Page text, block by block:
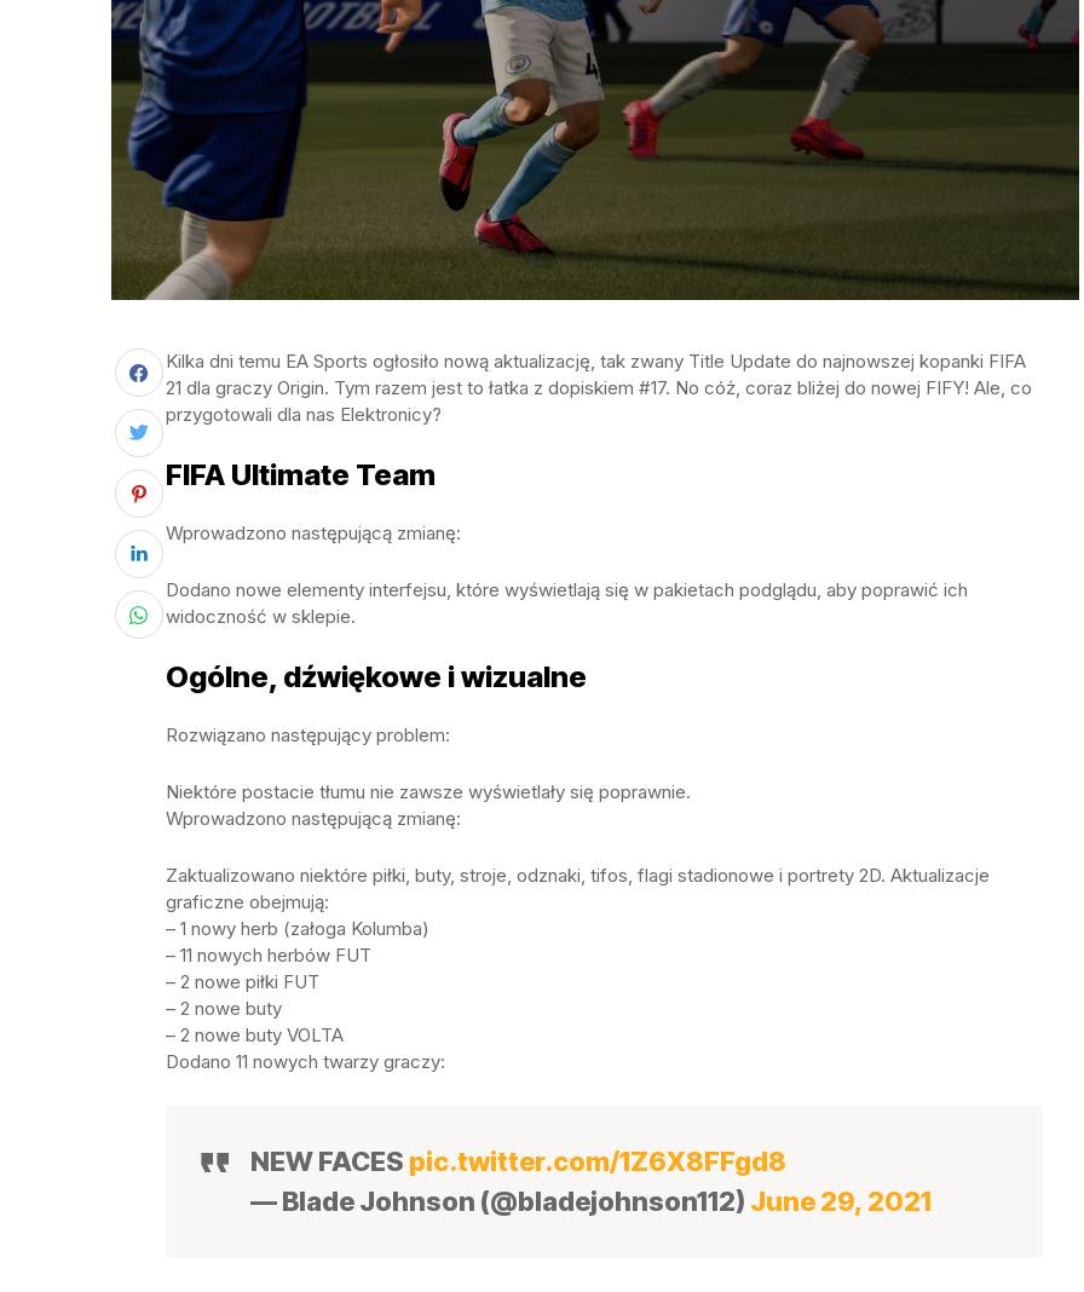
Kilka dni temu EA Sports ogłosiło nową aktualizację, tak zwany Title Update do najnowszej kopanki FIFA
21 dla graczy Origin. Tym razem jest to łatka z dopiskiem #17. No cóż, coraz bliżej do nowej FIFY! Ale, co
przygotowali dla nas Elektronicy?
FIFA Ultimate Team
Wprowadzono następującą zmianę:
Dodano nowe elementy interfejsu, które wyświetlają się w pakietach podglądu, aby poprawić ich
widoczność w sklepie.
Ogólne, dźwiękowe i wizualne
Rozwiązano następujący problem:
Niektóre postacie tłumu nie zawsze wyświetlały się poprawnie.
Wprowadzono następującą zmianę:
Zaktualizowano niektóre piłki, buty, stroje, odznaki, tifos, flagi stadionowe i portrety 2D. Aktualizacje
graficzne obejmują:
– 1 nowy herb (załoga Kolumba)
– 11 nowych herbów FUT
– 2 nowe piłki FUT
– 2 nowe buty
– 2 nowe buty VOLTA
Dodano 11 nowych twarzy graczy:
NEW FACES pic.twitter.com/1Z6X8FFgd8
— Blade Johnson (@bladejohnson112) June 29, 2021